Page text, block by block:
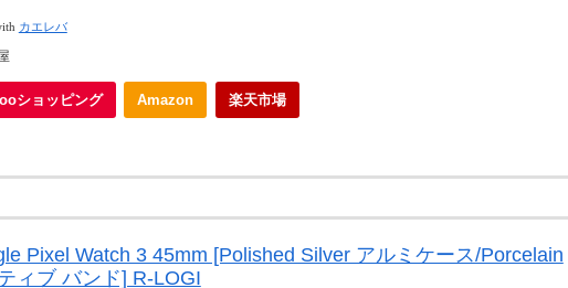
カエレバ
ショッピング Amazon 楽天市場
Pixel Watch 3 45mm [Polished Silver アルミケース/Porcelain
ィブ バンド] R-LOGI